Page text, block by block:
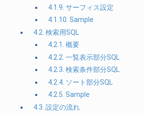
4.1.9. サーフィス設定
4.1.10. Sample
4.2. 検索用SQL
4.2.1. 概要
4.2.2. 一覧表示部分SQL
4.2.3. 検索条件部分SQL
4.2.4. ソート部分SQL
4.2.5. Sample
4.3. 設定の流れ